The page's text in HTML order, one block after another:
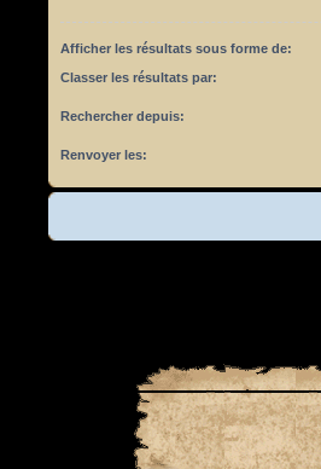
Afficher les résultats sous forme de:
Classer les résultats par:
Rechercher depuis:
Renvoyer les: